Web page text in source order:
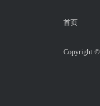
首页
Copyright ©